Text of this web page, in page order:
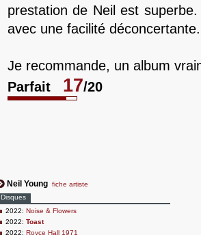
prestation de Neil est
avec une facilité déconcertante.
Je recommande, un album
Parfait
17/20
Neil Young fiche artiste
Disques
2022: Noise & Flowers
2022: Toast
2022: Royce Hall 1971